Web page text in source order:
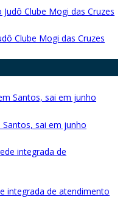
Clube Mogi das Cruzes
sai em junho
integrada de atendimento